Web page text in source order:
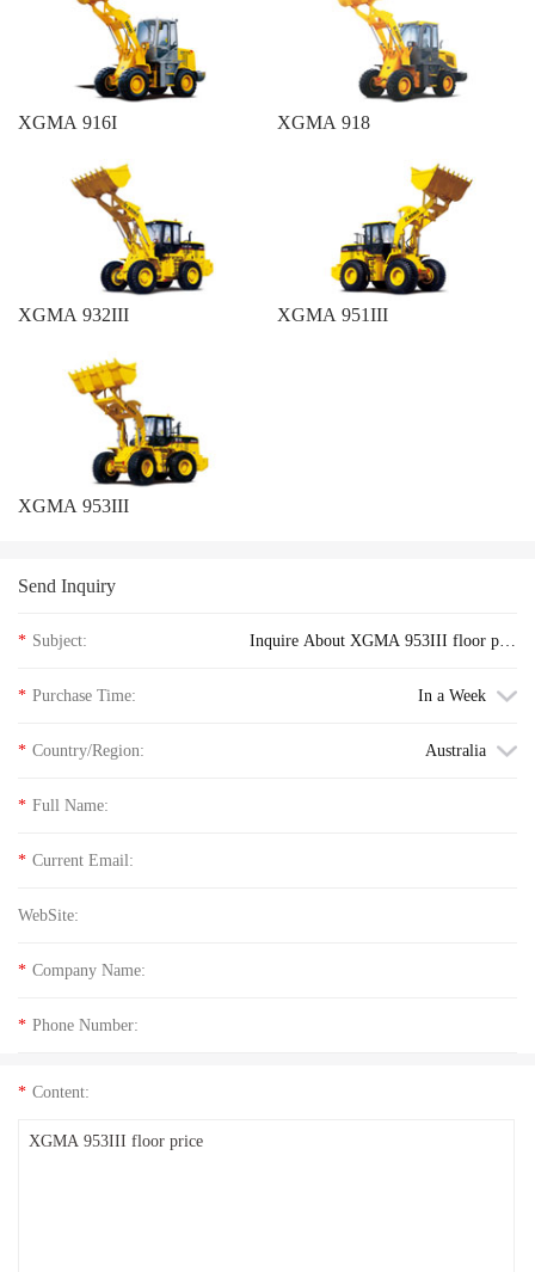
XGMA 916I XGMA 918
XGMA 932III XGMA 951III
XGMA 953III
Send Inquiry
* Subject: Inquire About XGMA 953III floor pric
e
* Purchase Time: In a Week
* Country/Region: Australia
* Full Name:
* Current Email:
WebSite:
* Company Name:
* Phone Number:
* Content: